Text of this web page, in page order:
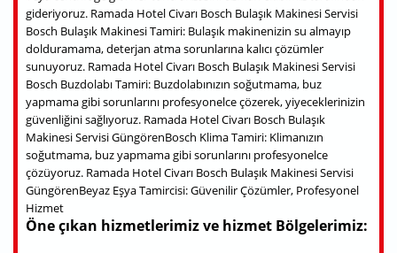
gideriyoruz. Ramada Hotel Civarı Bosch Bulaşık Makinesi Servisi
Bosch Bulaşık Makinesi Tamiri: Bulaşık makinenizin su almayıp
dolduramama, deterjan atma sorunlarına kalıcı çözümler
sunuyoruz. Ramada Hotel Civarı Bosch Bulaşık Makinesi Servisi
Bosch Buzdolabı Tamiri: Buzdolabınızın soğutmama, buz
yapmama gibi sorunlarını profesyonelce çözerek, yiyeceklerinizin
güvenliğini sağlıyoruz. Ramada Hotel Civarı Bosch Bulaşık
Makinesi Servisi GüngörenBosch Klima Tamiri: Klimanızın
soğutmama, buz yapmama gibi sorunlarını profesyonelce
çözüyoruz. Ramada Hotel Civarı Bosch Bulaşık Makinesi Servisi
GüngörenBeyaz Eşya Tamircisi: Güvenilir Çözümler, Profesyonel
Hizmet
Öne çıkan hizmetlerimiz ve hizmet Bölgelerimiz: